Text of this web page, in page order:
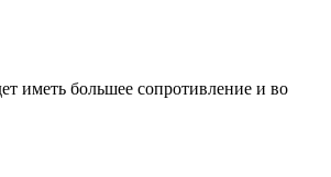
иметь большее сопротивление и во